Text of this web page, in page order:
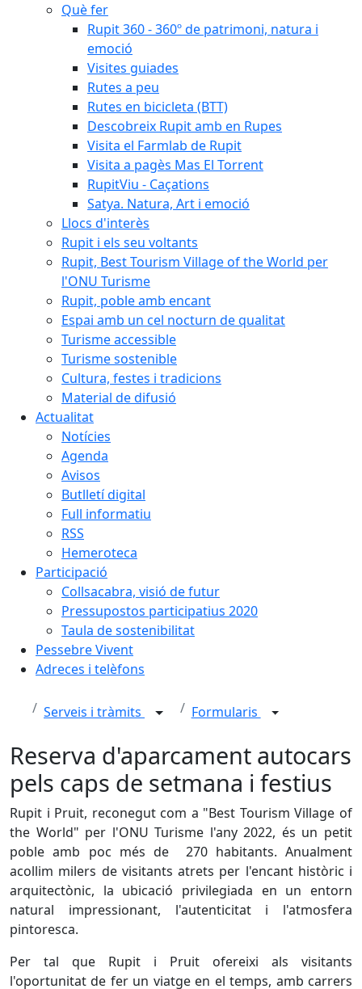
Què fer
Rupit 360 - 360º de patrimoni, natura i
emoció
Visites guiades
Rutes a peu
Rutes en bicicleta (BTT)
Descobreix Rupit amb en Rupes
Visita el Farmlab de Rupit
Visita a pagès Mas El Torrent
RupitViu - Caçations
Satya. Natura, Art i emoció
Llocs d'interès
Rupit i els seu voltants
Rupit, Best Tourism Village of the World per
l'ONU Turisme
Rupit, poble amb encant
Espai amb un cel nocturn de qualitat
Turisme accessible
Turisme sostenible
Cultura, festes i tradicions
Material de difusió
Actualitat
Notícies
Agenda
Avisos
Butlletí digital
Full informatiu
RSS
Hemeroteca
Participació
Collsacabra, visió de futur
Pressupostos participatius 2020
Taula de sostenibilitat
Pessebre Vivent
Adreces i telèfons
Serveis i tràmits Formularis
Reserva d'aparcament autocars
pels caps de setmana i festius
Rupit i Pruit, reconegut com a "Best Tourism Village of
the World" per l'ONU Turisme l'any 2022, és un petit
poble amb poc més de 270 habitants. Anualment
acollim milers de visitants atrets per l'encant històric i
arquitectònic, la ubicació privilegiada en un entorn
natural impressionant, l'autenticitat i l'atmosfera
pintoresca.
Per tal que Rupit i Pruit ofereixi als visitants
l'oportunitat de fer un viatge en el temps, amb carrers